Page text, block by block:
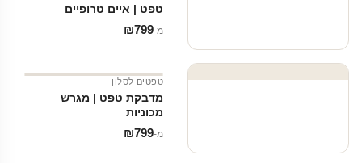
טפט | איים טרופיים
מ‑ ₪799
טפטים לסלון
מדבקת טפט | מגרש
מכוניות
מ‑ ₪799